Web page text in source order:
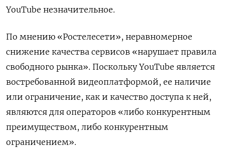
YouTube незначительное.
По мнению «Ростелесети», неравномерное
снижение качества сервисов «нарушает правила
свободного рынка». Поскольку YouTube является
востребованной видеоплатформой, ее наличие
или ограничение, как и качество доступа к ней,
являются для операторов «либо конкурентным
преимуществом, либо конкурентным
ограничением».